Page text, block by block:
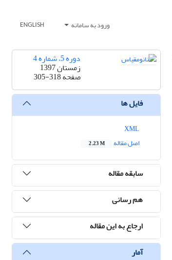
ورود به سامانه ENGLISH
دوره 5، شماره 4
زمستان 1397
صفحه305-318
فایل ها
اصل مقاله
2.23 M
سابقه مقاله
هم رسانی
ارجاع به این مقاله
آمار